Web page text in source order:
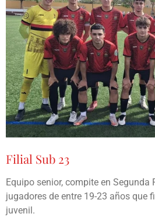
Filial Sub 23
Equipo senior, compite en Segunda
jugadores de entre 19-23 años que
juvenil.